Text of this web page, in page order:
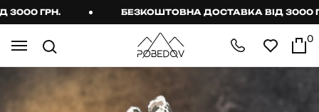
ГРН. БЕЗКОШТОВНА ДОСТАВКА ВІД 3000
0